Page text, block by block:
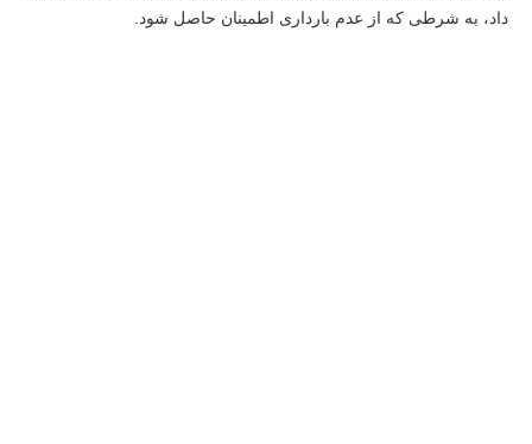
داد، به شرطی که از عدم بارداری اطمینان حاصل شود.